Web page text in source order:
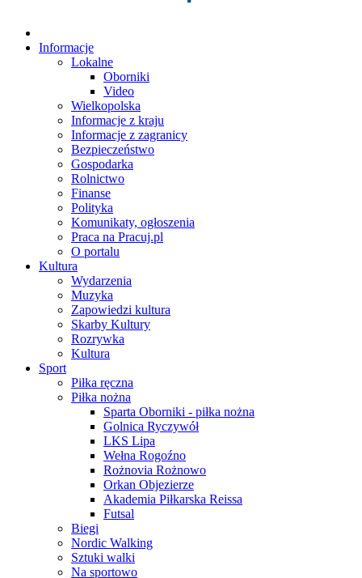
Informacje
Lokalne
Oborniki
Video
Wielkopolska
Informacje z kraju
Informacje z zagranicy
Bezpieczeństwo
Gospodarka
Rolnictwo
Finanse
Polityka
Komunikaty, ogłoszenia
Praca na Pracuj.pl
O portalu
Kultura
Wydarzenia
Muzyka
Zapowiedzi kultura
Skarby Kultury
Rozrywka
Kultura
Sport
Piłka ręczna
Piłka nożna
Sparta Oborniki - piłka nożna
Golnica Ryczywół
LKS Lipa
Wełna Rogoźno
Rożnovia Rożnowo
Orkan Objezierze
Akademia Piłkarska Reissa
Futsal
Biegi
Nordic Walking
Sztuki walki
Na sportowo